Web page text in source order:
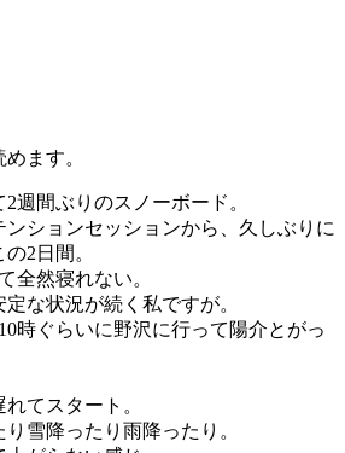
めます。
週間ぶりのスノーボード。
ションセッションから、久しぶりに
2日間。
全然寝れない。
な状況が続く私ですが。
時ぐらいに野沢に行って陽介とがっ
てスタート。
雪降ったり雨降ったり。